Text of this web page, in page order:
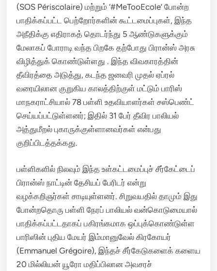
(SOS Périscolaire) மற்றும் ‘#MeTooEcole’ போன்ற
பாதிக்கப்பட்ட பெற்றோர்களின் கூட்டமைப்புகள், இந்த
அநீதிக்கு எதிராகத் தொடர்ந்து 5 ஆண்டுகளுக்கும்
மேலாகப் போராடி வந்த பிறகே தற்போது பிரான்ஸ் அரசு
விழித்துக் கொண்டுள்ளது . இந்த விவகாரத்தின்
தீவிரத்தை அடுத்து, கடந்த ஜனவரி முதல் ஏப்ரல்
வரையிலான குறுகிய காலத்திற்குள் மட்டும் பாரிஸ்
மாநகராட்சியால் 78 பள்ளி உதவியாளர்கள் சஸ்பெண்ட்
செய்யப்பட்டுள்ளனர்; இதில் 31 பேர் தீவிர பாலியல்
அத்துமீறல் புகாருக்குள்ளானவர்கள் என்பது
குறிப்பிடத்தக்கது.
பள்ளிகளில் நிலவும் இந்த உள்கட்டமைப்புச் சீர்கேட்டைப்
பிரான்ஸ் நாட்டின் தேசியப் பேரிடர் என்று
வழக்கறிஞர்கள் சாடியுள்ளனர். சிறுவயதில் தாமும் இது
போன்றதொரு பள்ளி நேரப் பாலியல் வன்கொடுமையால்
பாதிக்கப்பட்டதாகப் பகிரங்கமாக ஒப்புக்கொண்டுள்ள
பாரிஸின் புதிய மேயர் இம்மானுவேல் கிரகோயர்
(Emmanuel Grégoire), இந்தச் சீர்கேடுகளைக் களைய
20 மில்லியன் யூரோ மதிப்பிலான அவசரச்